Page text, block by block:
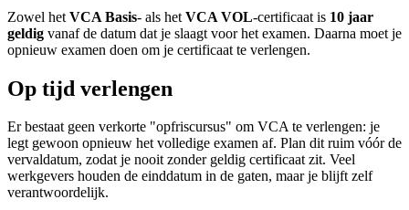
Zowel het VCA Basis- als het VCA VOL-certificaat is 10 jaar
geldig vanaf de datum dat je slaagt voor het examen. Daarna moet je
opnieuw examen doen om je certificaat te verlengen.
Op tijd verlengen
Er bestaat geen verkorte "opfriscursus" om VCA te verlengen: je
legt gewoon opnieuw het volledige examen af. Plan dit ruim vóór de
vervaldatum, zodat je nooit zonder geldig certificaat zit. Veel
werkgevers houden de einddatum in de gaten, maar je blijft zelf
verantwoordelijk.